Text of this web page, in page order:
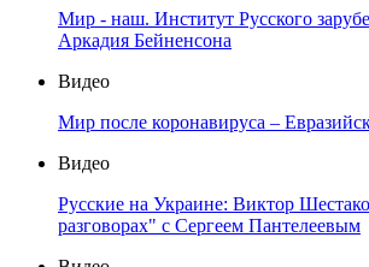
Мир - наш. Институт Русского
Аркадия Бейненсона
Видео
Мир после коронавируса –
Видео
Русские на Украине: Виктор
разговорах" с Сергеем Пантелеевым